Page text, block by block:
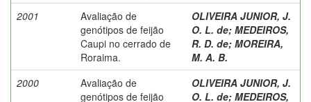
2001
Avaliação de
genótipos de feijão
Caupi no cerrado de
Roraima.
OLIVEIRA JUNIOR, J.
O. L. de; MEDEIROS,
R. D. de; MOREIRA,
M. A. B.
2000
Avaliação de
genótipos de feijão
OLIVEIRA JUNIOR, J.
O. L. de; MEDEIROS,